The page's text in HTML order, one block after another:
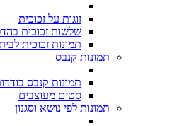
זוגות על זכוכית
שלשות זכוכית
תמונות זכוכית
תמונות קנבס
תמונות קנבס
סטים מעוצבים
תמונות לפי נושא וסגנון